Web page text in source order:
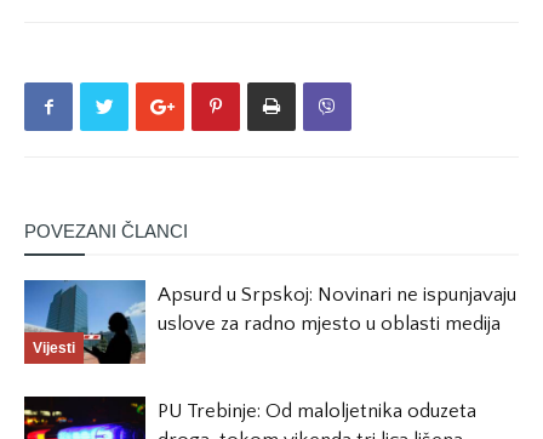
POVEZANI ČLANCI
Vijesti
Apsurd u Srpskoj: Novinari ne ispunjavaju
uslove za radno mjesto u oblasti medija
PU Trebinje: Od maloljetnika oduzeta